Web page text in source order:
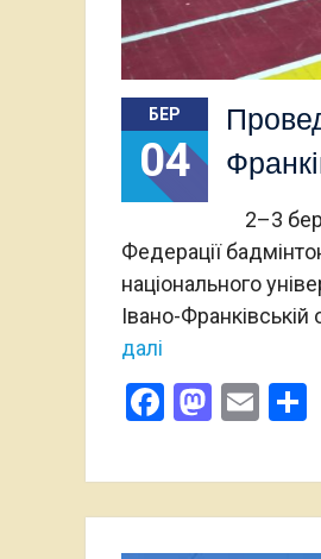
БЕР
04
2–3
Федерації
національного
Івано-
далі
Facebook